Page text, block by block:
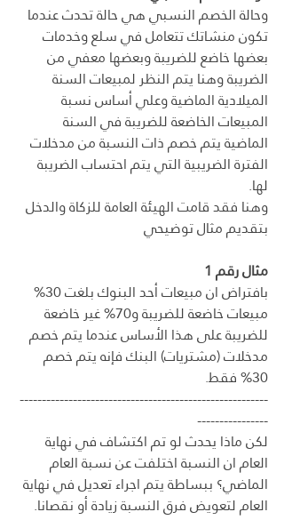
وحالة الخصم النسبي هي حالة تحدث عندما
تكون منشاتك تتعامل في سلع وخدمات
بعضها خاضع للضريبة وبعضها معفي من
الضريبة وهنا يتم النظر لمبيعات السنة
الميلادية الماضية وعلي أساس نسبة
المبيعات الخاضعة للضريبة في السنة
الماضية يتم خصم ذات النسبة من مدخلات
الفترة الضريبية التي يتم احتساب الضريبة
لها.
وهنا فقد قامت الهيئة العامة للزكاة والدخل
بتقديم مثال توضيحي
مثال رقم 1
بافتراض ان مبيعات أحد البنوك بلغت 30%
مبيعات خاضعة للضريبة و70% غير خاضعة
للضريبة على هذا الأساس عندما يتم خصم
مدخلات (مشتريات) البنك فإنه يتم خصم
30% فقط.
--------------------------------------------------------
----------------
لكن ماذا يحدث لو تم اكتشاف في نهاية
العام ان النسبة اختلفت عن نسبة العام
الماضي؟ ببساطة يتم اجراء تعديل في نهاية
العام لتعويض فرق النسبة زيادة أو نقصانا.